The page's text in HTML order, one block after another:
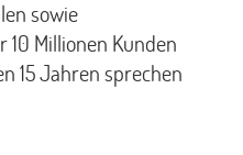
sowie
Millionen Kunden
15 Jahren sprechen